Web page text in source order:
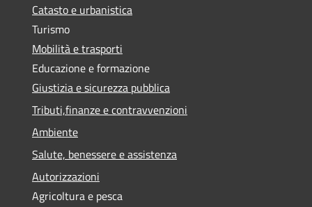
Catasto e urbanistica
Turismo
Mobilità e trasporti
Educazione e formazione
Giustizia e sicurezza pubblica
Tributi,finanze e contravvenzioni
Ambiente
Salute, benessere e assistenza
Autorizzazioni
Agricoltura e pesca